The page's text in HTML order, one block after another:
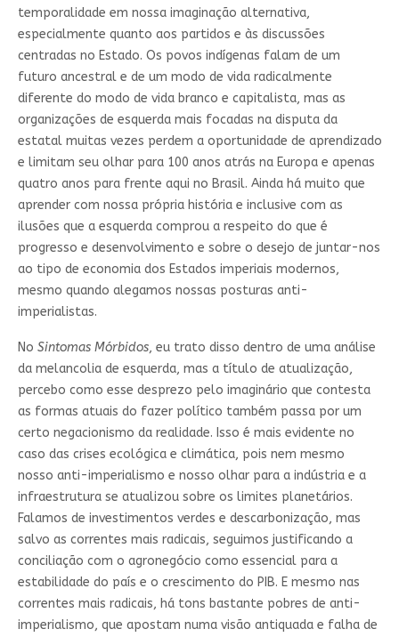
temporalidade em nossa imaginação alternativa,
especialmente quanto aos partidos e às discussões
centradas no Estado. Os povos indígenas falam de um
futuro ancestral e de um modo de vida radicalmente
diferente do modo de vida branco e capitalista, mas as
organizações de esquerda mais focadas na disputa da
estatal muitas vezes perdem a oportunidade de aprendizado
e limitam seu olhar para 100 anos atrás na Europa e apenas
quatro anos para frente aqui no Brasil. Ainda há muito que
aprender com nossa própria história e inclusive com as
ilusões que a esquerda comprou a respeito do que é
progresso e desenvolvimento e sobre o desejo de juntar-nos
ao tipo de economia dos Estados imperiais modernos,
mesmo quando alegamos nossas posturas anti-
imperialistas.
No Sintomas Mórbidos, eu trato disso dentro de uma análise
da melancolia de esquerda, mas a título de atualização,
percebo como esse desprezo pelo imaginário que contesta
as formas atuais do fazer político também passa por um
certo negacionismo da realidade. Isso é mais evidente no
caso das crises ecológica e climática, pois nem mesmo
nosso anti-imperialismo e nosso olhar para a indústria e a
infraestrutura se atualizou sobre os limites planetários.
Falamos de investimentos verdes e descarbonização, mas
salvo as correntes mais radicais, seguimos justificando a
conciliação com o agronegócio como essencial para a
estabilidade do país e o crescimento do PIB. E mesmo nas
correntes mais radicais, há tons bastante pobres de anti-
imperialismo, que apostam numa visão antiquada e falha de